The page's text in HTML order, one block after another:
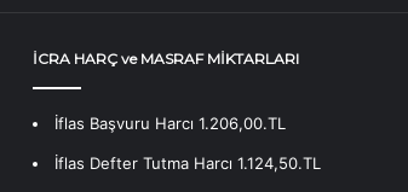
İCRA HARÇ ve MASRAF MİKTARLARI
İflas Başvuru Harcı 1.206,00.TL
İflas Defter Tutma Harcı 1.124,50.TL